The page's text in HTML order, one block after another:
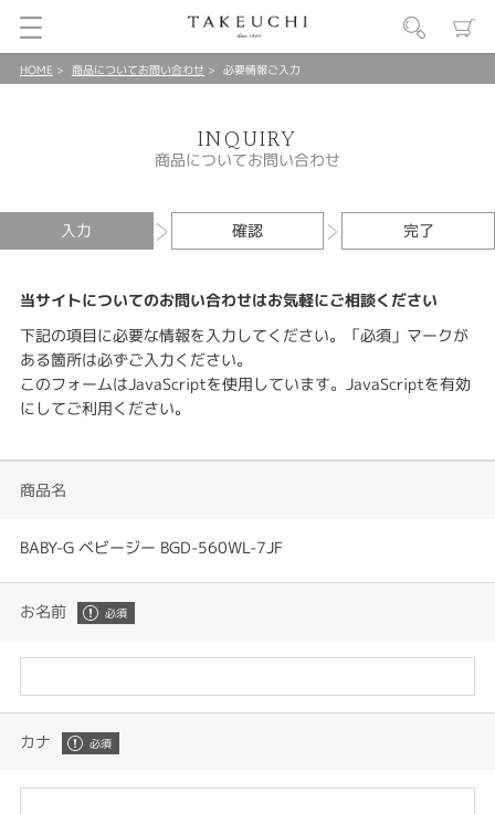
HOME 商品についてお問い合わせ 必要情報ご入力
INQUIRY
商品についてお問い合わせ
入力 確認 完了
当サイトについてのお問い合わせはお気軽にご相談ください
下記の項目に必要な情報を入力してください。「必須」マークが
ある箇所は必ずご入力ください。
このフォームはJavaScriptを使用しています。JavaScriptを有効
にしてご利用ください。
商品名
BABY-G ベビージー BGD-560WL-7JF
お名前
カナ